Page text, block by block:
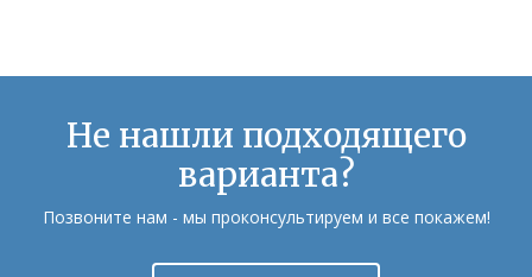
Не нашли подходящего
варианта?
Позвоните нам - мы проконсультируем и все покажем!